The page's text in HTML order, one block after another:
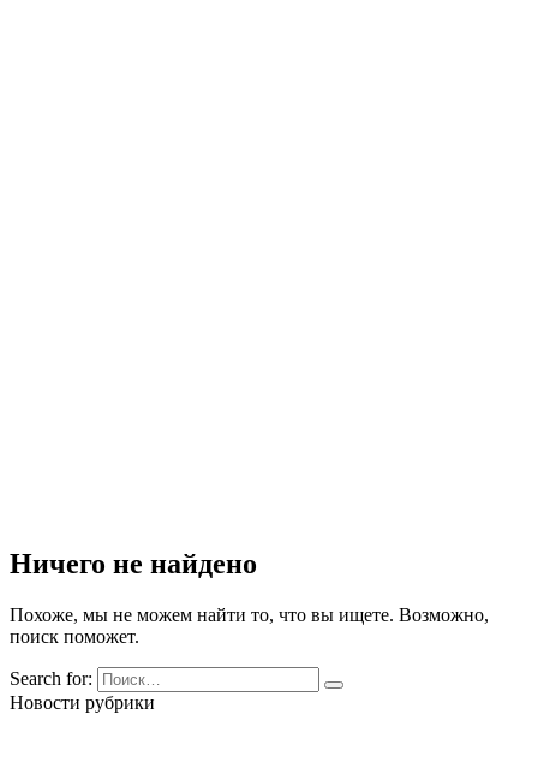
Ничего не найдено
Похоже, мы не можем найти то, что вы ищете. Возможно,
поиск поможет.
Search for:
Новости рубрики